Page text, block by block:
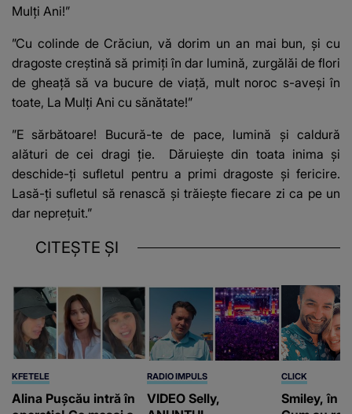
Mulţi Ani!”
”Cu colinde de Crăciun, vă dorim un an mai bun, și cu
dragoste creștină să primiți în dar lumină, zurgălăi de flori
de gheață să va bucure de viață, mult noroc s-aveși în
toate, La Mulți Ani cu sănătate!”
”E sărbătoare! Bucură-te de pace, lumină și caldură
alături de cei dragi ție. Dăruiește din toata inima și
deschide-ți sufletul pentru a primi dragoste și fericire.
Lasă-ți sufletul să renască și trăiește fiecare zi ca pe un
dar neprețuit.”
CITEȘTE ȘI
KFETELE
Alina Pușcău intră în
RADIO IMPULS
VIDEO Selly,
CLICK
Smiley, în